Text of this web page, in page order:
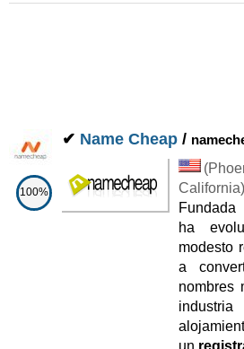
100%
✔ Name Cheap /
(
California
ha
modesto
a
nombres
un